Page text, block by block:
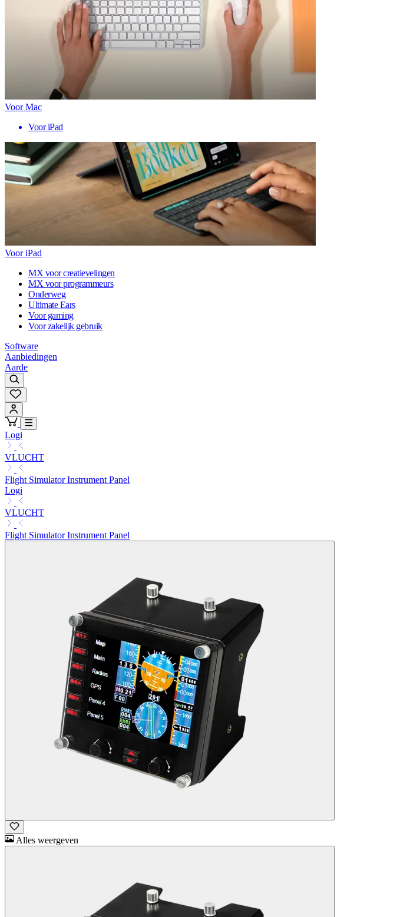
Voor Mac
Voor iPad
Voor iPad
MX voor creatievelingen
MX voor programmeurs
Onderweg
Ultimate Ears
Voor gaming
Voor zakelijk gebruik
Software
Aanbiedingen
Aarde
Logi
VLUCHT
Flight Simulator Instrument Panel
Logi
VLUCHT
Flight Simulator Instrument Panel
Alles weergeven